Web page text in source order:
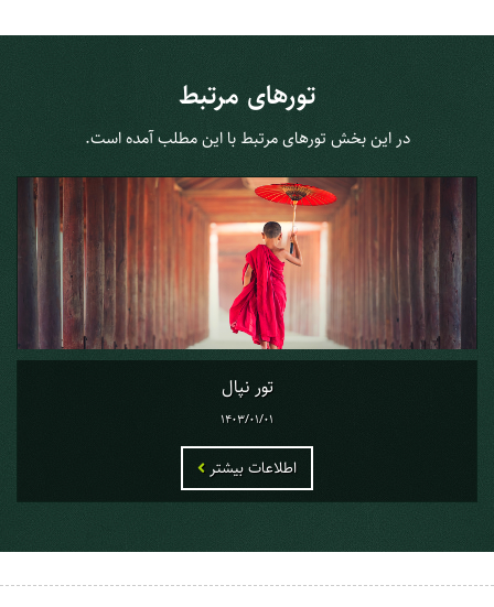
تورهای مرتبط
در این بخش تورهای مرتبط با این مطلب آمده است.
تور نپال
1403/01/01
اطلاعات بیشتر